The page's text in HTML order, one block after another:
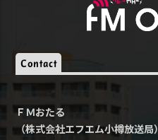
Contact
ＦＭおたる
（株式会社エフエム小樽放送局）